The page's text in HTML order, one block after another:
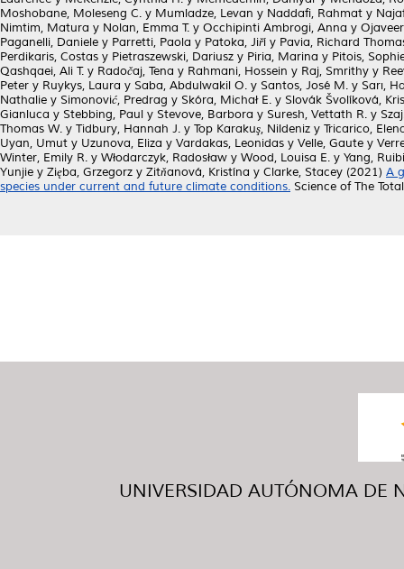
Moshobane, Moleseng C. y Mumladze, Levan y Naddafi, Rahmat y
Nimtim, Matura y Nolan, Emma T. y Occhipinti Ambrogi, Anna y
Paganelli, Daniele y Parretti, Paola y Patoka, Jiří y Pavia, Richard
Perdikaris, Costas y Pietraszewski, Dariusz y Piria, Marina y Pitois,
Qashqaei, Ali T. y Radočaj, Tena y Rahmani, Hossein y Raj, Smrithy y
Peter y Ruykys, Laura y Saba, Abdulwakil O. y Santos, José M. y Sarı,
Nathalie y Simonović, Predrag y Skóra, Michał E. y Slovák Švolíková,
Gianluca y Stebbing, Paul y Stevove, Barbora y Suresh, Vettath R. y
Thomas W. y Tidbury, Hannah J. y Top Karakuş, Nildeniz y Tricarico,
Uyan, Umut y Uzunova, Eliza y Vardakas, Leonidas y Velle, Gaute y
Winter, Emily R. y Włodarczyk, Radosław y Wood, Louisa E. y Yang,
Yunjie y Zięba, Grzegorz y Zitňanová, Kristína y Clarke, Stacey (2021) A
species under current and future climate conditions. Science of The
UNIVERSIDAD AUTÓNOMA DE